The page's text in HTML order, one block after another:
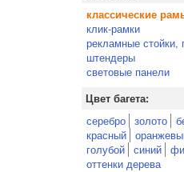
классические
клик-рамки
рекламные стойки,
штендеры
световые панели
Цвет багета:
серебро золото
красный
голубой синий
оттенки дерева